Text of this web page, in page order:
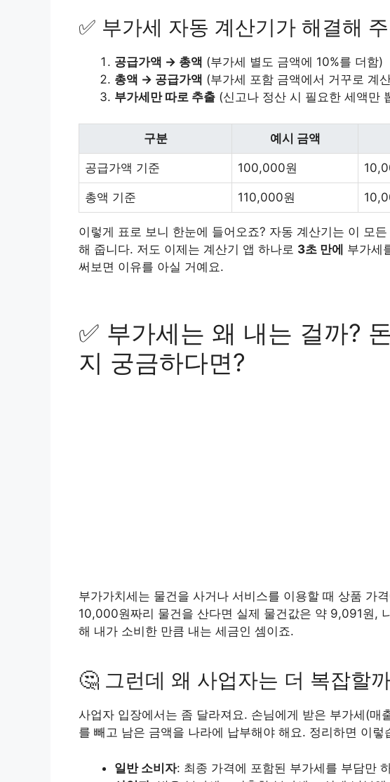
✅ 부가세 자동 계산기가 해결해
공급가액 → 총액 (부가세 별도 금액에 10%를 더함)
총액 → 공급가액 (부가세 포함 금액에서 거꾸로 계
부가세만 따로 추출 (신고나 정산 시 필요한 세액만
구분 예시 금액
공급가액 기준 100,000원
총액 기준 110,000원
이렇게 표로 보니 한눈에 들어오죠? 자동 계산기는 이 모든
해 줍니다. 저도 이제는 계산기 앱 하나로 3초 만에 부가세
써보면 이유를 아실 거예요.
✅ 부가세는 왜 내는 걸까?
지 궁금하다면?
부가가치세는 물건을 사거나 서비스를 이용할 때 상품 가
10,000원짜리 물건을 산다면 실제 물건값은 약 9,091원,
해 내가 소비한 만큼 내는 세금인 셈이죠.
🤔 그런데 왜 사업자는 더 복잡할
사업자 입장에서는 좀 달라져요. 손님에게 받은 부가세(매
를 빼고 남은 금액을 나라에 납부해야 해요. 정리하면 이렇
일반 소비자: 최종 가격에 포함된 부가세를 부담만